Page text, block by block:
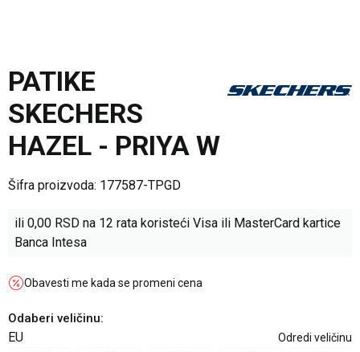
PATIKE
SKECHERS
HAZEL - PRIYA W
Šifra proizvoda: 177587-TPGD
ili 0,00 RSD na 12 rata koristeći Visa ili MasterCard kartice
Banca Intesa
Obavesti me kada se promeni cena
Odaberi veličinu:
EU
Odredi veličinu